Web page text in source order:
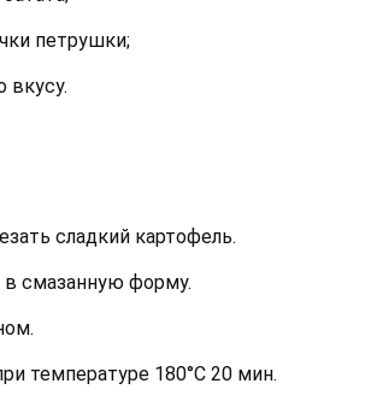
петрушки;
вкусу.
сладкий картофель.
смазанную форму.
температуре 180°С 20 мин.